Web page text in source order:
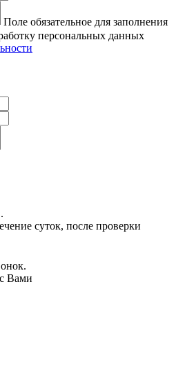
Поле обязательное для заполнения
персональных данных
суток, после проверки
Вами